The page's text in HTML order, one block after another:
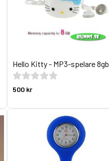
Hello Kitty - MP3-spelare 8gb
500 kr